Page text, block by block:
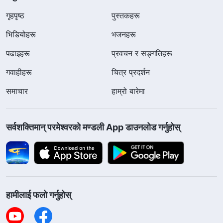
गृहपृष्ठ
पुस्तकहरू
भिडियोहरू
भजनहरू
पढाइहरू
प्रवचन र सङ्गतिहरू
गवाहीहरू
चित्र प्रदर्शन
समाचार
हाम्रो बारेमा
सर्वशक्तिमान्‌ परमेश्‍वरको मण्डली App डाउनलोड गर्नुहोस्
हामीलाई फलो गर्नुहोस्